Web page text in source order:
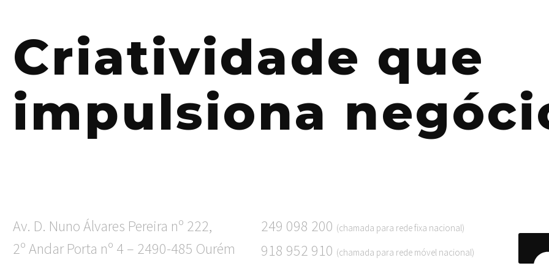
Criatividade que
impulsiona
Av. D. Nuno Álvares Pereira nº 222,
2º Andar Porta nº 4 – 2490-485 Ourém
249 098 200 (chamada para rede fixa nacional)
918 952 910 (chamada para rede móvel nacional)